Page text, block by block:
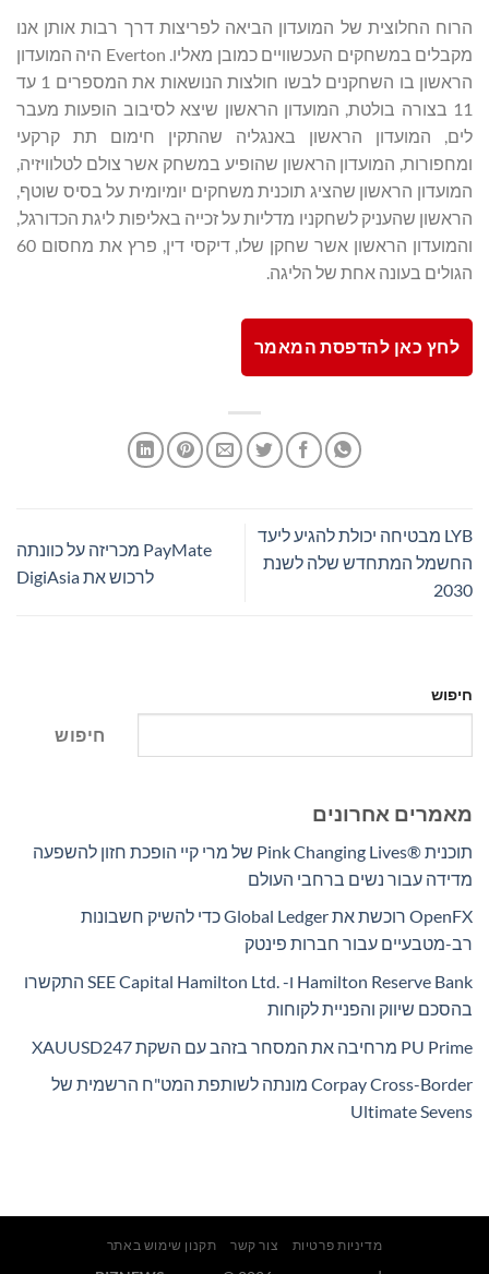
הרוח החלוצית של המועדון הביאה לפריצות דרך רבות אותן אנו
מקבלים במשחקים העכשוויים כמובן מאליו. Everton היה המועדון
הראשון בו השחקנים לבשו חולצות הנושאות את המספרים 1 עד
11 בצורה בולטת, המועדון הראשון שיצא לסיבוב הופעות מעבר
לים, המועדון הראשון באנגליה שהתקין חימום תת קרקעי
ומחפורות, המועדון הראשון שהופיע במשחק אשר צולם לטלוויזיה,
המועדון הראשון שהציג תוכנית משחקים יומיומית על בסיס שוטף,
הראשון שהעניק לשחקניו מדליות על זכייה באליפות ליגת הכדורגל,
והמועדון הראשון אשר שחקן שלו, דיקסי דין, פרץ את מחסום 60
הגולים בעונה אחת של הליגה.
לחץ כאן להדפסת המאמר
LYB מבטיחה יכולת להגיע ליעד
החשמל המתחדש שלה לשנת
2030
PayMate מכריזה על כוונתה
לרכוש את DigiAsia
חיפוש
חיפוש
מאמרים אחרונים
תוכנית Pink Changing Lives®‎ של מרי קיי הופכת חזון להשפעה
מדידה עבור נשים ברחבי העולם
OpenFX רוכשת את Global Ledger כדי להשיק חשבונות
רב-מטבעיים עבור חברות פינטק
Hamilton Reserve Bank ו- SEE Capital Hamilton Ltd.‎ התקשרו
בהסכם שיווק והפניית לקוחות
PU Prime מרחיבה את המסחר בזהב עם השקת XAUUSD247
Corpay Cross-Border מונתה לשותפת המט"ח הרשמית של
Ultimate Sevens
מדיניות פרטיות צור קשר תקנון שימוש באתר